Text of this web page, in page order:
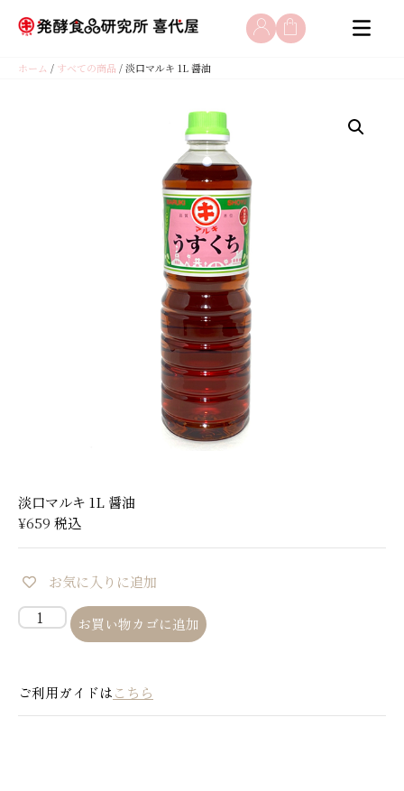
ン
ホーム / すべての商品 / 淡口マルキ 1L 醤油
淡口マルキ 1L 醤油
¥659 税込
お気に入りに追加
お買い物カゴに追加
ご利用ガイドはこちら